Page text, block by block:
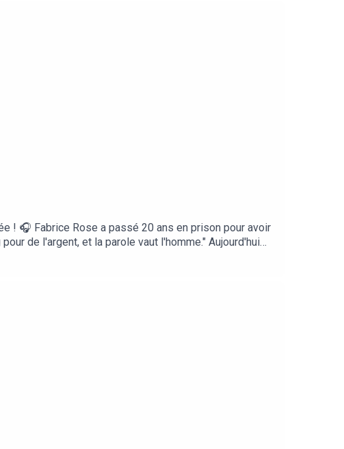
! 🎧 Fabrice Rose a passé 20 ans en prison pour avoir
de l'argent, et la parole vaut l'homme." Aujourd'hui
vers le braquage. Voici son histoire.